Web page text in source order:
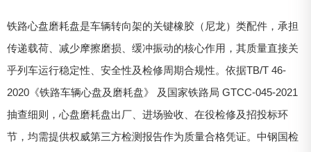
铁路心盘磨耗盘是车辆转向架的关键橡胶（尼龙）类配件，承担
传递载荷、减少摩擦磨损、缓冲振动的核心作用，其质量直接关
乎列车运行稳定性、安全性及检修周期合规性。依据TB/T 46-
2020《铁路车辆心盘及磨耗盘》 及国家铁路局 GTCC-045-2021
抽查细则，心盘磨耗盘出厂、进场验收、在役检修及招投标环
节，均需提供权威第三方检测报告作为质量合格凭证。中钢国检